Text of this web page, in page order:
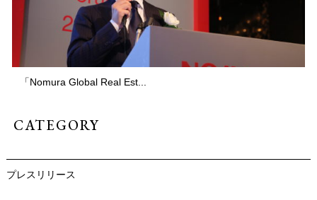
「Nomura Global Real Est...
CATEGORY
プレスリリース